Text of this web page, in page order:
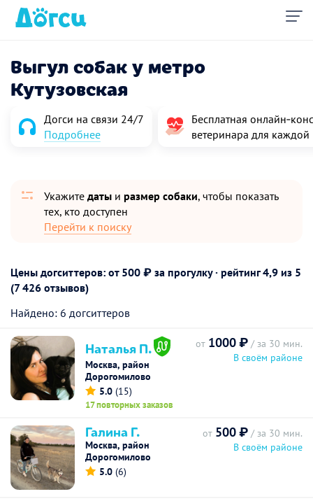
Выгул собак у метро
Кутузовская
Догси на связи 24/7
Подробнее
Бесплатная
ветеринара для
Укажите даты и размер собаки, чтобы показать
тех, кто доступен
Перейти к поиску
Цены догситтеров: от 500 ₽ за прогулку · рейтинг4,9 из 5
(7 426 отзывов)
Найдено: 6 догситтеров
Наталья П.
Москва, район
Дорогомилово
5.0 (15)
17 повторных заказов
от 1000 ₽ / за 30 мин.
В своём районе
Галина Г.
Москва, район
Дорогомилово
5.0 (6)
от 500 ₽ / за 30 мин.
В своём районе